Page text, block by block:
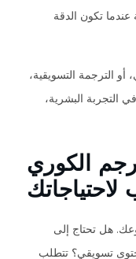
عندما تكون الدقة
الترجمة التسويقية،
في التجربة البشرية،
الكوري
لاحتياجاتك
هل تحتاج إلى
تسويقي؟ تتطلب